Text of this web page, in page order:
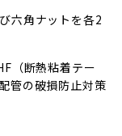
六角ナットを各2
（断熱粘着テー
管の破損防止対策